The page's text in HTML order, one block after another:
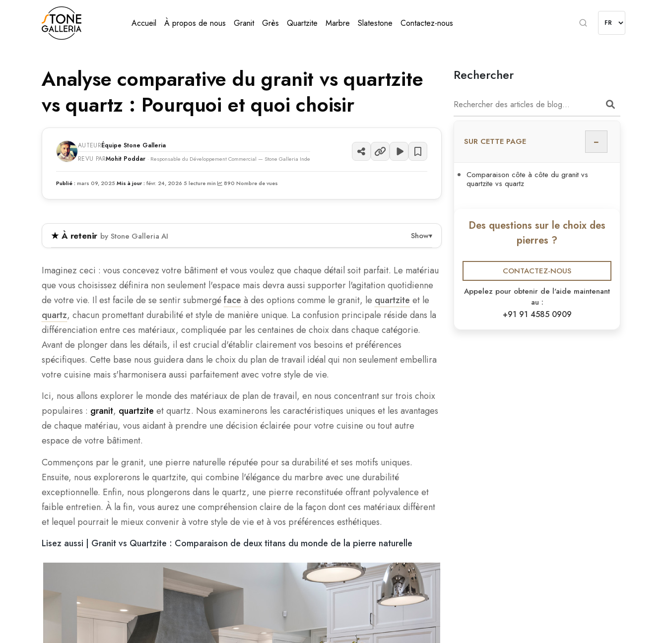
Accueil À propos de nous Granit Grès Quartzite Marbre Slatestone Contactez-nous
Analyse comparative du granit vs quartzite
vs quartz : Pourquoi et quoi choisir
AUTEURÉquipe Stone Galleria
REVU PARMohit Poddar · Responsable du Développement Commercial — Stone Galleria Inde
Publié : mars 09, 2025·Mis à jour : févr. 24, 2026·5 lecture min· 890 Nombre de vues
À retenir by Stone Galleria AI Show▾
quartzite et quartz. Il décrit leurs caractéristiques uniques, leur durabilité, leurs besoins
d'entretien et leurs qualités esthétiques pour aider les consommateurs à faire des choix éclairés
pour leurs projets de construction.
Le granit est une pierre naturelle connue pour sa durabilité et ses motifs uniques mais nécessite un
scellement périodique.
Le quartzite combine l'élégance du marbre avec une haute durabilité et des besoins d'entretien moindres
que le granit.
Le quartz est une pierre reconstituée non poreuse et à faible entretien mais moins résistante à la chaleur
que les pierres naturelles.
Comprendre les différences entre ces matériaux est essentiel pour prendre des décisions
éclairées en matière de conception et de rénovation de maison.
Imaginez ceci : vous concevez votre bâtiment et vous voulez que chaque détail soit parfait. Le matériau
que vous choisissez définira non seulement l'espace mais devra aussi supporter l'agitation quotidienne
de votre vie. Il est facile de se sentir submergéface à des options comme le granit, le quartzite et le
quartz, chacun promettant durabilité et style de manière unique. La confusion principale réside dans la
différenciation entre ces matériaux, compliquée par les centaines de choix dans chaque catégorie.
Avant de plonger dans les détails, il est crucial d'établir clairement vos besoins et préférences
spécifiques. Cette base nous guidera dans le choix du plan de travail idéal qui non seulement embellira
votre cuisine mais s'harmonisera aussi parfaitement avec votre style de vie.
Ici, nous allons explorer le monde des matériaux de plan de travail, en nous concentrant sur trois choix
populaires : granit, quartzite et quartz. Nous examinerons les caractéristiques uniques et les avantages
de chaque matériau, vous aidant à prendre une décision éclairée pour votre cuisine ou tout autre
espace de votre bâtiment.
Commençons par le granit, une pierre naturelle réputée pour sa durabilité et ses motifs uniques.
Ensuite, nous explorerons le quartzite, qui combine l'élégance du marbre avec une durabilité
exceptionnelle. Enfin, nous plongerons dans le quartz, une pierre reconstituée offrant polyvalence et
faible entretien. À la fin, vous aurez une compréhension claire de la façon dont ces matériaux diffèrent
et lequel pourrait le mieux convenir à votre style de vie et à vos préférences esthétiques.
Lisez aussi | Granit vs Quartzite : Comparaison de deux titans du monde de la pierre naturelle
Rechercher
SUR CETTE PAGE −
Comparaison côte à côte du granit vs
quartzite vs quartz
Des questions sur le choix des
pierres ?
CONTACTEZ-NOUS
Appelez pour obtenir de l'aide maintenant
au :
+91 91 4585 0909